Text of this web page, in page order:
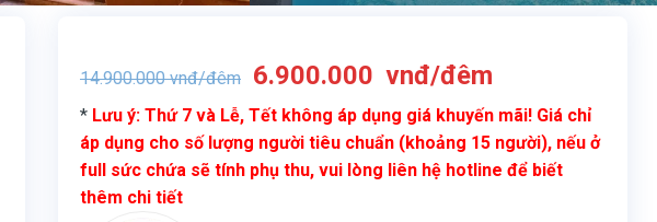
14.900.000vnđ/đêm
Giá
gốc
là:
14.900.000
vnđ/
6.900.000 vnđ/đêmGiá
hiện
tại
là:
6.900.000
* Lưu ý: Thứ 7 và Lễ, Tết không áp dụng giá khuyến mãi! Giá chỉ
áp dụng cho số lượng người tiêu chuẩn (khoảng 15 người), nếu ở
full sức chứa sẽ tính phụ thu, vui lòng liên hệ hotline để biết
thêm chi tiết